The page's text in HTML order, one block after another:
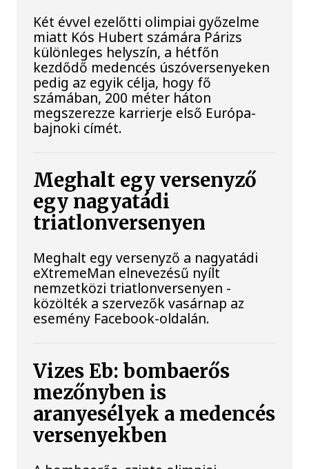
Két évvel ezelőtti olimpiai győzelme
miatt Kós Hubert számára Párizs
különleges helyszín, a hétfőn
kezdődő medencés úszóversenyeken
pedig az egyik célja, hogy fő
számában, 200 méter háton
megszerezze karrierje első Európa-
bajnoki címét.
Meghalt egy versenyző
egy nagyatádi
triatlonversenyen
Meghalt egy versenyző a nagyatádi
eXtremeMan elnevezésű nyílt
nemzetközi triatlonversenyen -
közölték a szervezők vasárnap az
esemény Facebook-oldalán.
Vizes Eb: bombaerős
mezőnyben is
aranyesélyek a medencés
versenyekben